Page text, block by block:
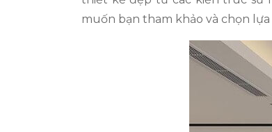
muốn bạn tham khảo và chọn